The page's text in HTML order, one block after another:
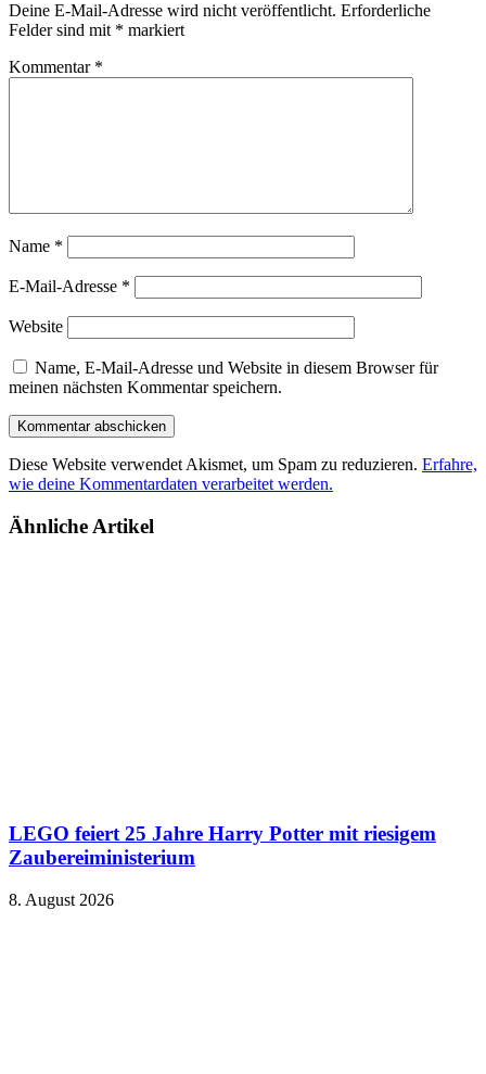
Deine E-Mail-Adresse wird nicht veröffentlicht. Erforderliche
Felder sind mit * markiert
Kommentar *
Name *
E-Mail-Adresse *
Website
Name, E-Mail-Adresse und Website in diesem Browser für
meinen nächsten Kommentar speichern.
Diese Website verwendet Akismet, um Spam zu reduzieren. Erfahre,
wie deine Kommentardaten verarbeitet werden.
Ähnliche Artikel
LEGO feiert 25 Jahre Harry Potter mit riesigem
Zaubereiministerium
8. August 2026